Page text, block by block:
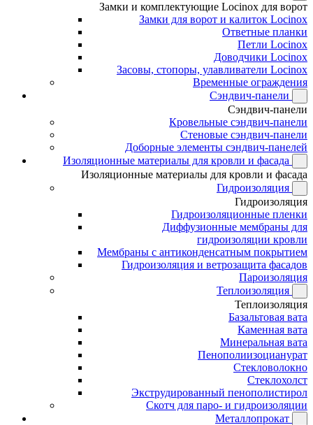
Замки и комплектующие Locinox для ворот
Замки для ворот и калиток Locinox
Ответные планки
Петли Locinox
Доводчики Locinox
Засовы, стопоры, улавливатели Locinox
Временные ограждения
Сэндвич-панели
Сэндвич-панели
Кровельные сэндвич-панели
Стеновые сэндвич-панели
Доборные элементы сэндвич-панелей
Изоляционные материалы для кровли и фасада
Изоляционные материалы для кровли и фасада
Гидроизоляция
Гидроизоляция
Гидроизоляционные пленки
Диффузионные мембраны для
гидроизоляции кровли
Мембраны с антиконденсатным покрытием
Гидроизоляция и ветрозащита фасадов
Пароизоляция
Теплоизоляция
Теплоизоляция
Базальтовая вата
Каменная вата
Минеральная вата
Пенополиизоцианурат
Стекловолокно
Стеклохолст
Экструдированный пенополистирол
Скотч для паро- и гидроизоляции
Металлопрокат